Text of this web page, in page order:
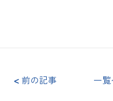
< 前の記事 一